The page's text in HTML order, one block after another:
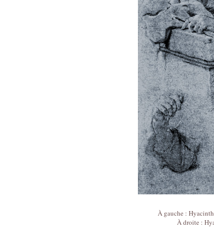
À gauche :
À droite :